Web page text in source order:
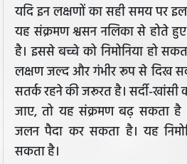
यदि इन लक्षणों का सही समय पर
यह संक्रमण श्वसन नलिका से होते
है। इससे बच्चे को निमोनिया हो
लक्षण जल्द और गंभीर रूप से दिख
सतर्क रहने की जरूरत है। सर्दी-
जाए, तो यह संक्रमण बढ़ सकता
जलन पैदा कर सकता है। यह
सकता है।